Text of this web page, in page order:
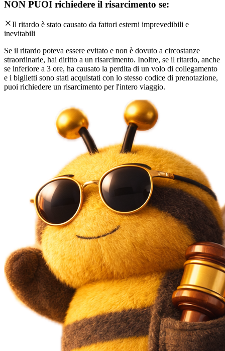
NON PUOI richiedere il risarcimento se:
Il ritardo è stato causato da fattori esterni imprevedibili e
inevitabili
Se il ritardo poteva essere evitato e non è dovuto a circostanze
straordinarie, hai diritto a un risarcimento. Inoltre, se il ritardo, anche
se inferiore a 3 ore, ha causato la perdita di un volo di collegamento
e i biglietti sono stati acquistati con lo stesso codice di prenotazione,
puoi richiedere un risarcimento per l'intero viaggio.